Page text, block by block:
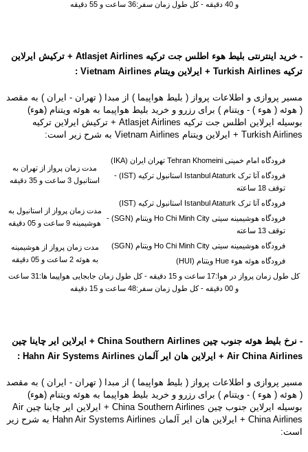
و 40 دقیقه - کل طول زمان سفر:36 ساعت و 55 دقیقه
- خرید اینترنتی بلیط هوء اطلس جت ترکیه Atlasjet Airlines + ترکیش ایرلاین
ترکیه Turkish Airlines + ایرلاین ویتنام Vietnam Airlines :
مسیر پروازی و اطلاعات پرواز ( بلیط هواپیما ) از مبدا ( تهران - ایران ) به مقصد
( هوئه ( هوء ) - ویتنام ) برای رزرو و خرید بلیط هواپیما به هوئه ویتنام (هوء)
بوسیله ایرلاین اطلس جت ترکیه Atlasjet Airlines + ترکیش ایرلاین ترکیه
Turkish Airlines + ایرلاین ویتنام Vietnam Airlines به شرح زیر است:
فرودگاه امام خمینی Tehran Khomeini تهران ایران (IKA)
مدت زمان پرواز از تهران به
استانبول 3 ساعت و 35 دقیقه
فرودگاه آتا ترک Istanbul Ataturk استانبول ترکیه (IST) -
توقف 18 ساعته
فرودگاه آتا ترک Istanbul Ataturk استانبول ترکیه (IST)
مدت زمان پرواز از استانبول به
هوشیمینه 9 ساعت و 05 دقیقه
فرودگاه هوشیمینه سیتی Ho Chi Minh City ویتنام (SGN) -
توقف 13 ساعته
فرودگاه هوشیمینه سیتی Ho Chi Minh City ویتنام (SGN)
مدت زمان پرواز از هوشیمینه
به هوئه 2 ساعت و 05 دقیقه
فرودگاه هوئه هوء Hue ویتنام (HUI)
کل طول زمان پرواز در هوا:17 ساعت و 15 دقیقه - کل طول زمان جابجایی هواپیما ها:31 ساعت
و 00 دقیقه - کل طول زمان سفر:48 ساعت و 15 دقیقه
- نرخ بلیط هوئه جنوب چین China Southern Airlines
+ ایرلاین ایر چاینا چین
Air China Airlines + ایرلاین هان ایر آلمان Hahn Air Systems Airlines :
مسیر پروازی و اطلاعات پرواز ( بلیط هواپیما ) از مبدا ( تهران - ایران ) به مقصد
( هوئه ( هوء ) - ویتنام ) برای رزرو و خرید بلیط هواپیما به هوئه ویتنام (هوء)
بوسیله ایرلاین جنوب چین China Southern Airlines + ایرلاین ایر چاینا چین Air
China Airlines + ایرلاین هان ایر آلمان Hahn Air Systems Airlines به شرح زیر
است: